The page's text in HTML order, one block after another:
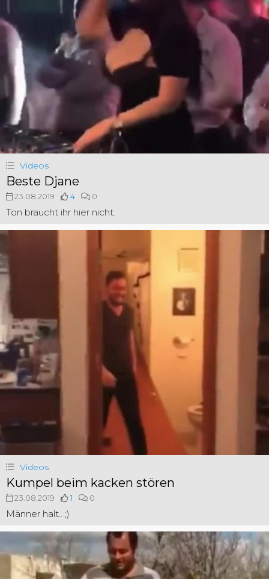
Videos
Beste Djane
23.08.2019 4 0
Ton braucht ihr hier nicht.
Videos
Kumpel beim kacken stören
23.08.2019 1 0
Männer halt.. ;)